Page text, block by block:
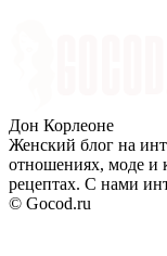
Дон Корлеоне
Женский блог на
отношениях, моде и
рецептах. С нами
© Gocod.ru